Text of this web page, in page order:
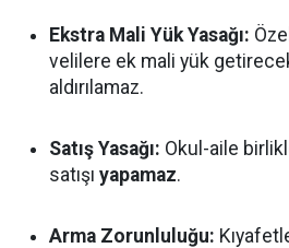
Ekstra Mali Yük Yasağı:
velilere ek mali yük
aldırılamaz.
Satış Yasağı: Okul-aile
satışı yapamaz.
Arma Zorunluluğu: